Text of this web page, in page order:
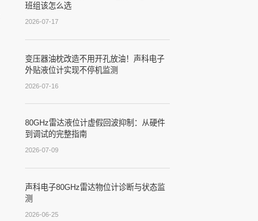
班组该怎么选
2026-07-17
变压器油枕改造不用开孔放油！声科电子
外贴液位计实现不停机监测
2026-07-16
80GHz雷达液位计虚假回波抑制：从硬件
到调试的完整指南
2026-07-09
声科电子80GHz雷达物位计诊断与状态监
测
2026-06-25